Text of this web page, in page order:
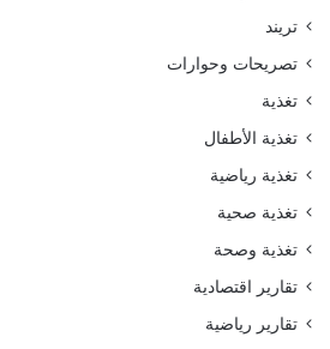
تريند
تصريحات وحوارات
تغذية
تغذية الأطفال
تغذية رياضية
تغذية صحية
تغذية وصحة
تقارير اقتصادية
تقارير رياضية